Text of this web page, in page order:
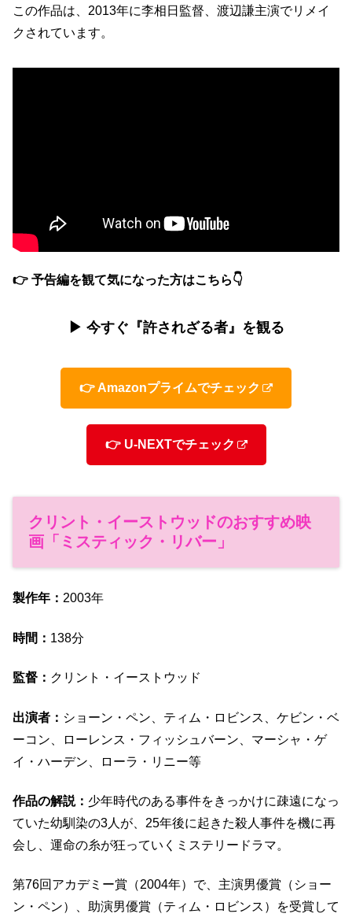
この作品は、2013年に李相日監督、渡辺謙主演でリメイ
クされています。
👉 予告編を観て気になった方はこちら👇
▶ 今すぐ『許されざる者』を観る
👉 Amazonプライムでチェック
👉 U-NEXTでチェック
クリント・イーストウッドのおすすめ映
画「ミスティック・リバー」
製作年： 2003年
時間： 138分
監督： クリント・イーストウッド
出演者： ショーン・ペン、ティム・ロビンス、ケビン・ベ
ーコン、ローレンス・フィッシュバーン、マーシャ・ゲ
イ・ハーデン、ローラ・リニー等
作品の解説： 少年時代のある事件をきっかけに疎遠になっ
ていた幼馴染の3人が、25年後に起きた殺人事件を機に再
会し、運命の糸が狂っていくミステリードラマ。
第76回アカデミー賞（2004年）で、主演男優賞（ショー
ン・ペン）、助演男優賞（ティム・ロビンス）を受賞して